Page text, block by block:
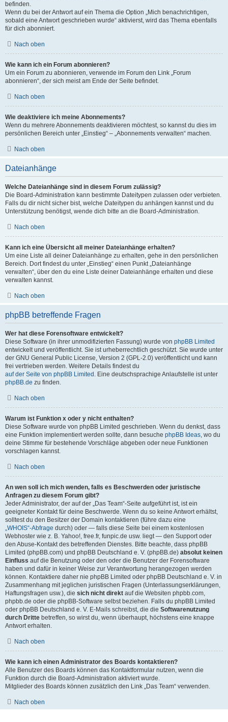
befinden.
Wenn du bei der Antwort auf ein Thema die Option „Mich benachrichtigen,
sobald eine Antwort geschrieben wurde“ aktivierst, wird das Thema ebenfalls
für dich abonniert.
Nach oben
Wie kann ich ein Forum abonnieren?
Um ein Forum zu abonnieren, verwende im Forum den Link „Forum
abonnieren“, der sich meist am Ende der Seite befindet.
Nach oben
Wie deaktiviere ich meine Abonnements?
Wenn du mehrere Abonnements deaktivieren möchtest, so kannst du dies im
persönlichen Bereich unter „Einstieg“ – „Abonnements verwalten“ machen.
Nach oben
Dateianhänge
Welche Dateianhänge sind in diesem Forum zulässig?
Die Board-Administration kann bestimmte Dateitypen zulassen oder verbieten.
Falls du dir nicht sicher bist, welche Dateitypen du anhängen kannst und du
Unterstützung benötigst, wende dich bitte an die Board-Administration.
Nach oben
Kann ich eine Übersicht all meiner Dateianhänge erhalten?
Um eine Liste all deiner Dateianhänge zu erhalten, gehe in den persönlichen
Bereich. Dort findest du unter „Einstieg“ einen Punkt „Dateianhänge
verwalten“, über den du eine Liste deiner Dateianhänge erhalten und diese
verwalten kannst.
Nach oben
phpBB betreffende Fragen
Wer hat diese Forensoftware entwickelt?
Diese Software (in ihrer unmodifizierten Fassung) wurde von phpBB Limited
entwickelt und veröffentlicht. Sie ist urheberrechtlich geschützt. Sie wurde unter
der GNU General Public License, Version 2 (GPL-2.0) veröffentlicht und kann
frei vertrieben werden. Weitere Details findest du
auf der Seite von phpBB Limited . Eine deutschsprachige Anlaufstelle ist unter
phpBB.de zu finden.
Nach oben
Warum ist Funktion x oder y nicht enthalten?
Diese Software wurde von phpBB Limited geschrieben. Wenn du denkst, dass
eine Funktion implementiert werden sollte, dann besuche phpBB Ideas, wo du
deine Stimme für bestehende Vorschläge abgeben oder neue Funktionen
vorschlagen kannst.
Nach oben
An wen soll ich mich wenden, falls es Beschwerden oder juristische
Anfragen zu diesem Forum gibt?
Jeder Administrator, der auf der „Das Team“-Seite aufgeführt ist, ist ein
geeigneter Kontakt für deine Beschwerde. Wenn du so keine Antwort erhältst,
solltest du den Besitzer der Domain kontaktieren (führe dazu eine
„WHOIS“-Abfrage durch) oder — falls diese Seite bei einem kostenlosen
Webhoster wie z. B. Yahoo!, free.fr, funpic.de usw. liegt — den Support oder
den Abuse-Kontakt des betreffenden Dienstes. Bitte beachte, dass phpBB
Limited (phpBB.com) und phpBB Deutschland e. V. (phpBB.de) absolut keinen
Einfluss auf die Benutzung oder den oder die Benutzer der Forensoftware
haben und dafür in keiner Weise zur Verantwortung herangezogen werden
können. Kontaktiere daher nie phpBB Limited oder phpBB Deutschland e. V. in
Zusammenhang mit jeglichen juristischen Fragen (Unterlassungserklärungen,
Haftungsfragen usw.), die sich nicht direkt auf die Websiten phpbb.com,
phpbb.de oder die phpBB-Software selbst beziehen. Falls du phpBB Limited
oder phpBB Deutschland e. V. E-Mails schreibst, die die Softwarenutzung
durch Dritte betreffen, so wirst du, wenn überhaupt, höchstens eine knappe
Antwort erhalten.
Nach oben
Wie kann ich einen Administrator des Boards kontaktieren?
Alle Benutzer des Boards können das Kontaktformular nutzen, wenn die
Funktion durch die Board-Administration aktiviert wurde.
Mitglieder des Boards können zusätzlich den Link „Das Team“ verwenden.
Nach oben